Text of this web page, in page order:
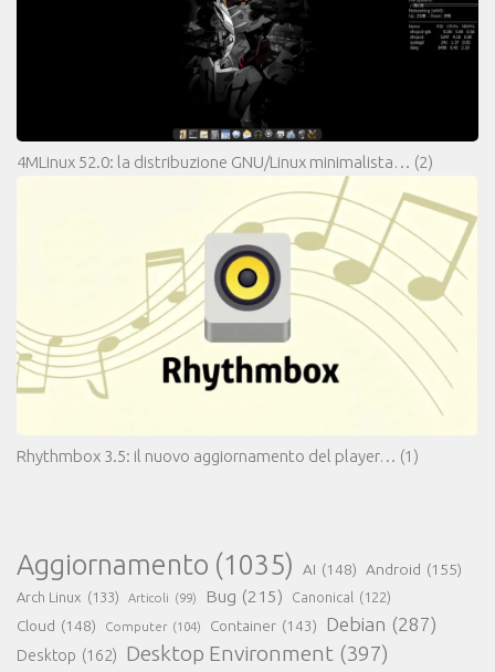
4MLinux 52.0: la distribuzione GNU/Linux minimalista… (2)
Rhythmbox 3.5: il nuovo aggiornamento del player… (1)
Aggiornamento (1035) AI (148) Android (155)
Arch Linux (133) Articoli (99) Bug (215) Canonical (122)
Cloud (148) Computer (104) Container (143) Debian (287)
Desktop (162) Desktop Environment (397)